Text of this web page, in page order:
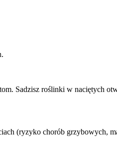
Sadzisz roślinki w naciętych
(ryzyko chorób grzybowych,